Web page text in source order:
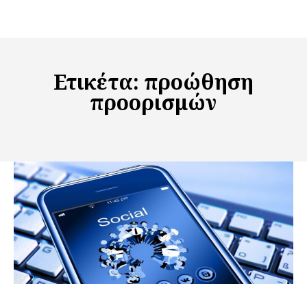
Ετικέτα: προώθηση
προορισμών